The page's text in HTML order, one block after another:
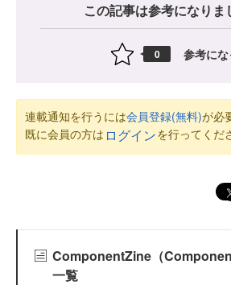
この記事は参考になりま
0 参考に
連載通知を行うには会員登録(無料)が必
既に会員の方は ログインを行ってくだ
ComponentZine（
一覧